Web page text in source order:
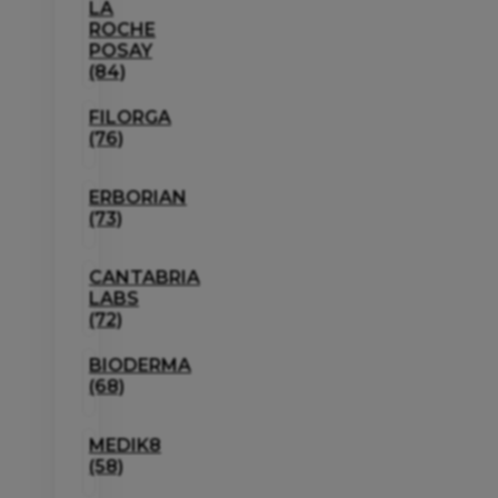
LA
ROCHE
POSAY
(84)
FILORGA
(76)
ERBORIAN
(73)
CANTABRIA
LABS
(72)
BIODERMA
(68)
MEDIK8
(58)